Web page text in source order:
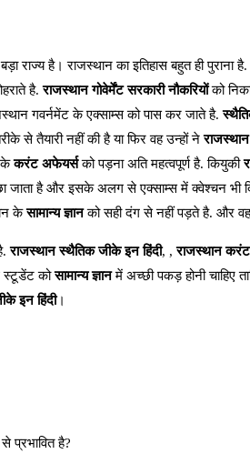
राज्य है। राजस्थान का इतिहास बहुत ही पुराना है.
है.राजस्थान गोवेर्मेंट सरकारी नौकरियोंको
गवर्नमेंट के एक्साम्स को पास कर जाते है.
से तैयारी नहीं की है या फिर वह उन्हों ने
केकरंट अफेयर्सको पड़ना अति महत्वपूर्ण है. कियुकी
जाता है और इसके अलग से एक्साम्स में क्वेश्चन
केसामान्य ज्ञानको सही दंग से नहीं पड़ते है. और वह
राजस्थान स्थैतिक जीके इन हिंदी, ,राजस्थान
स्टूडेंट कोसामान्य ज्ञानमें अच्छी पकड़ होनी चाहिए
इन हिंदी।
प्रभावित है?